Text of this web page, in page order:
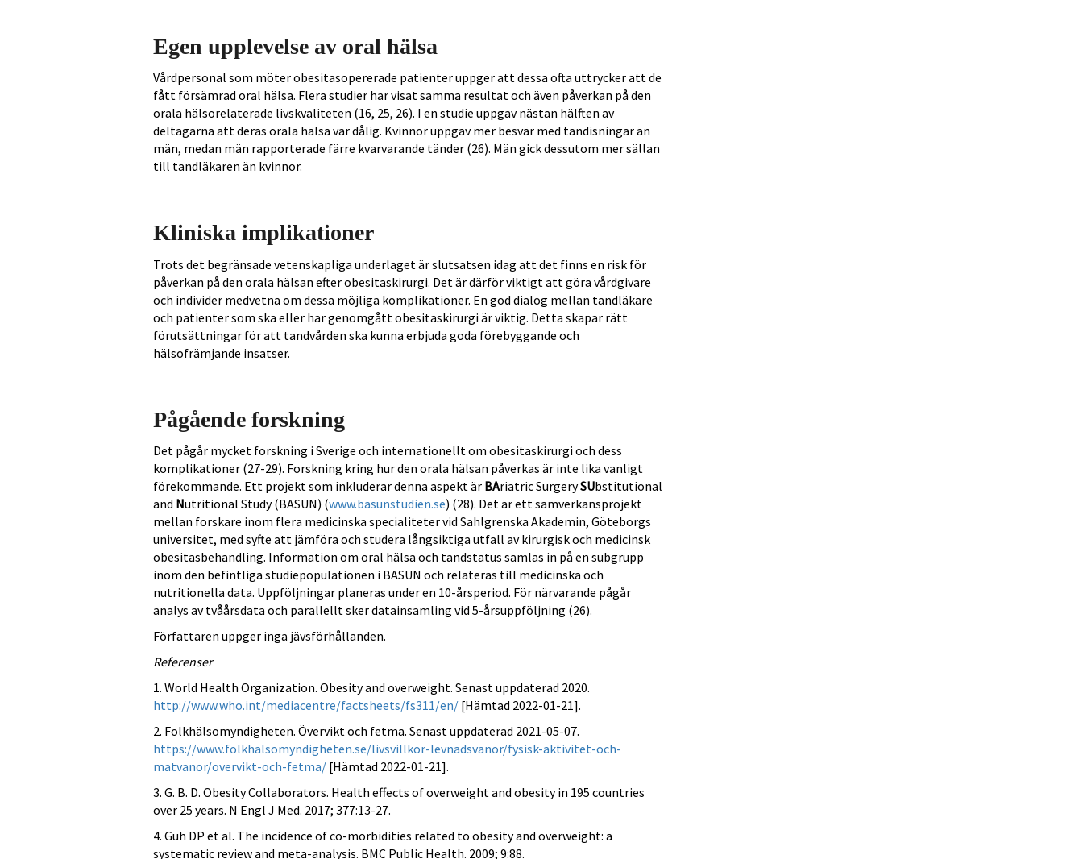
Egen upplevelse av oral hälsa
Vårdpersonal som möter obesitasopererade patienter uppger att dessa ofta uttrycker att de
fått försämrad oral hälsa. Flera studier har visat samma resultat och även påverkan på den
orala hälsorelaterade livskvaliteten (16, 25, 26). I en studie uppgav nästan hälften av
deltagarna att deras orala hälsa var dålig. Kvinnor uppgav mer besvär med tandisningar än
män, medan män rapporterade färre kvarvarande tänder (26). Män gick dessutom mer sällan
till tandläkaren än kvinnor.
Kliniska implikationer
Trots det begränsade vetenskapliga underlaget är slutsatsen idag att det finns en risk för
påverkan på den orala hälsan efter obesitaskirurgi. Det är därför viktigt att göra vårdgivare
och individer medvetna om dessa möjliga komplikationer. En god dialog mellan tandläkare
och patienter som ska eller har genomgått obesitaskirurgi är viktig. Detta skapar rätt
förutsättningar för att tandvården ska kunna erbjuda goda förebyggande och
hälsofrämjande insatser.
Pågående forskning
Det pågår mycket forskning i Sverige och internationellt om obesitaskirurgi och dess
komplikationer (27-29). Forskning kring hur den orala hälsan påverkas är inte lika vanligt
förekommande. Ett projekt som inkluderar denna aspekt är BAriatric SurgerySUbstitutional
and Nutritional Study (BASUN) (www.basunstudien.se) (28). Det är ett samverkansprojekt
mellan forskare inom flera medicinska specialiteter vid Sahlgrenska Akademin, Göteborgs
universitet, med syfte att jämföra och studera långsiktiga utfall av kirurgisk och medicinsk
obesitasbehandling. Information om oral hälsa och tandstatus samlas in på en subgrupp
inom den befintliga studiepopulationen i BASUN och relateras till medicinska och
nutritionella data. Uppföljningar planeras under en 10-årsperiod. För närvarande pågår
analys av tvåårsdata och parallellt sker datainsamling vid 5-årsuppföljning (26).
Författaren uppger inga jävsförhållanden.
Referenser
1. World Health Organization. Obesity and overweight. Senast uppdaterad 2020.
http://www.who.int/mediacentre/factsheets/fs311/en/ [Hämtad 2022-01-21].
2. Folkhälsomyndigheten. Övervikt och fetma. Senast uppdaterad 2021-05-07.
https://www.folkhalsomyndigheten.se/livsvillkor-levnadsvanor/fysisk-aktivitet-och-
matvanor/overvikt-och-fetma/ [Hämtad 2022-01-21].
3. G. B. D. Obesity Collaborators. Health effects of overweight and obesity in 195 countries
over 25 years. N Engl J Med. 2017; 377:13-27.
4. Guh DP et al. The incidence of co-morbidities related to obesity and overweight: a
systematic review and meta-analysis. BMC Public Health. 2009; 9:88.